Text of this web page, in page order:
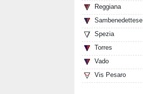
Reggiana
Sambenedettese
Spezia
Torres
Vado
Vis Pesaro